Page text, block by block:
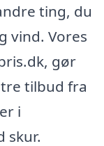
ting, du
vind. Vores
gør
tilbud fra
i
skur.